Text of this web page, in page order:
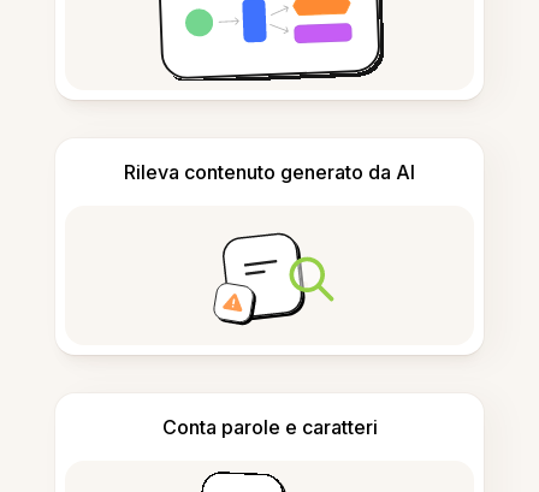
Rileva contenuto generato da AI
Conta parole e caratteri